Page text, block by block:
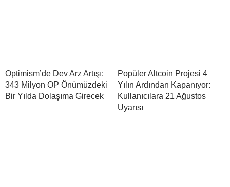
Optimism’de Dev Arz Artışı:
343 Milyon OP Önümüzdeki
Bir Yılda Dolaşıma Girecek
Popüler Altcoin Projesi 4
Yılın Ardından Kapanıyor:
Kullanıcılara 21 Ağustos
Uyarısı